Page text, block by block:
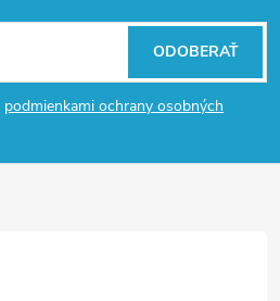
podmienkami ochrany osobných
ODOBERAŤ